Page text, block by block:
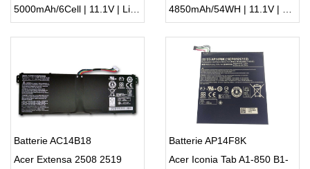
E5-531
5000mAh/6Cell | 11.1V | Li-ion ...
AP12A4i
4850mAh/54WH | 11.1V | Li-ion ...
Batterie AC14B18
Acer Extensa 2508 2519
Batterie AP14F8K
Acer Iconia Tab A1-850 B1-